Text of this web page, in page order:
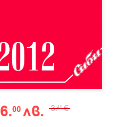
6.00 лв. 3.41 €